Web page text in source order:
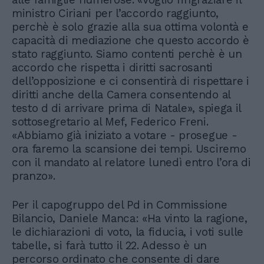
ministro Ciriani per l’accordo raggiunto,
perchè è solo grazie alla sua ottima volontà e
capacità di mediazione che questo accordo è
stato raggiunto. Siamo contenti perchè è un
accordo che rispetta i diritti sacrosanti
dell’opposizione e ci consentirà di rispettare i
diritti anche della Camera consentendo al
testo d di arrivare prima di Natale», spiega il
sottosegretario al Mef, Federico Freni.
«Abbiamo già iniziato a votare - prosegue -
ora faremo la scansione dei tempi. Usciremo
con il mandato al relatore lunedì entro l’ora di
pranzo».
Per il capogruppo del Pd in Commissione
Bilancio, Daniele Manca: «Ha vinto la ragione,
le dichiarazioni di voto, la fiducia, i voti sulle
tabelle, si farà tutto il 22. Adesso è un
percorso ordinato che consente di dare